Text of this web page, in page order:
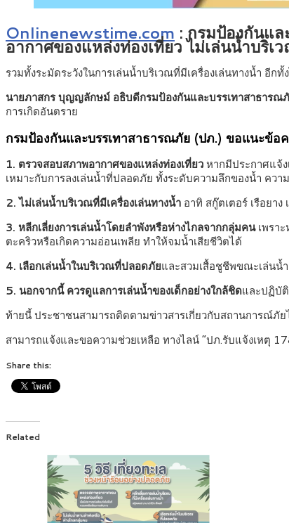
Onlinenewstime.com : กรมป้องกันแล
อากาศของแหล่งท่องเที่ยว ไม่เล่นน้ำบริ
รวมทั้งระมัดระวังในการเล่นน้ำบริเวณที่มีเครื่องเล่นทางน้ำ อีก
นายภาสกร บุญญลักษม์ อธิบดีกรมป้องกันและบรรเทาสาธารณ
การเกิดอันตราย
กรมป้องกันและบรรเทาสาธารณภัย (ปภ.) ขอแนะข้อ
1. ตรวจสอบสภาพอากาศของแหล่งท่องเที่ยวหากมีประกาศแจ้
เหมาะกับการลงเล่นน้ำที่ปลอดภัย ทั้งระดับความลึกของน้ำ คว
2. ไม่เล่นน้ำบริเวณที่มีเครื่องเล่นทางน้ำ อาทิ สกู๊ตเตอร์ เรือยา
3. หลีกเลี่ยงการเล่นน้ำโดยลำพังหรือห่างไกลจากกลุ่มคนเพราะ
ตะคริวหรือเกิดความอ่อนเพลีย ทำให้จมน้ำเสียชีวิตได้
4. เลือกเล่นน้ำในบริเวณที่ปลอดภัยและสวมเสื้อชูชีพขณะเล่นน้
5. นอกจากนี้ ควรดูแลการเล่นน้ำของเด็กอย่างใกล้ชิดและปฏิบั
ท้ายนี้ ประชาชนสามารถติดตามข่าวสารเกี่ยวกับสถานการณ์ภั
สามารถแจ้งและขอความช่วยเหลือ ทางไลน์ “ปภ.รับแจ้งเหตุ
Share this:
Related